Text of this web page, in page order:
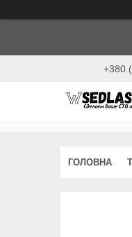
+380
ГОЛОВНА